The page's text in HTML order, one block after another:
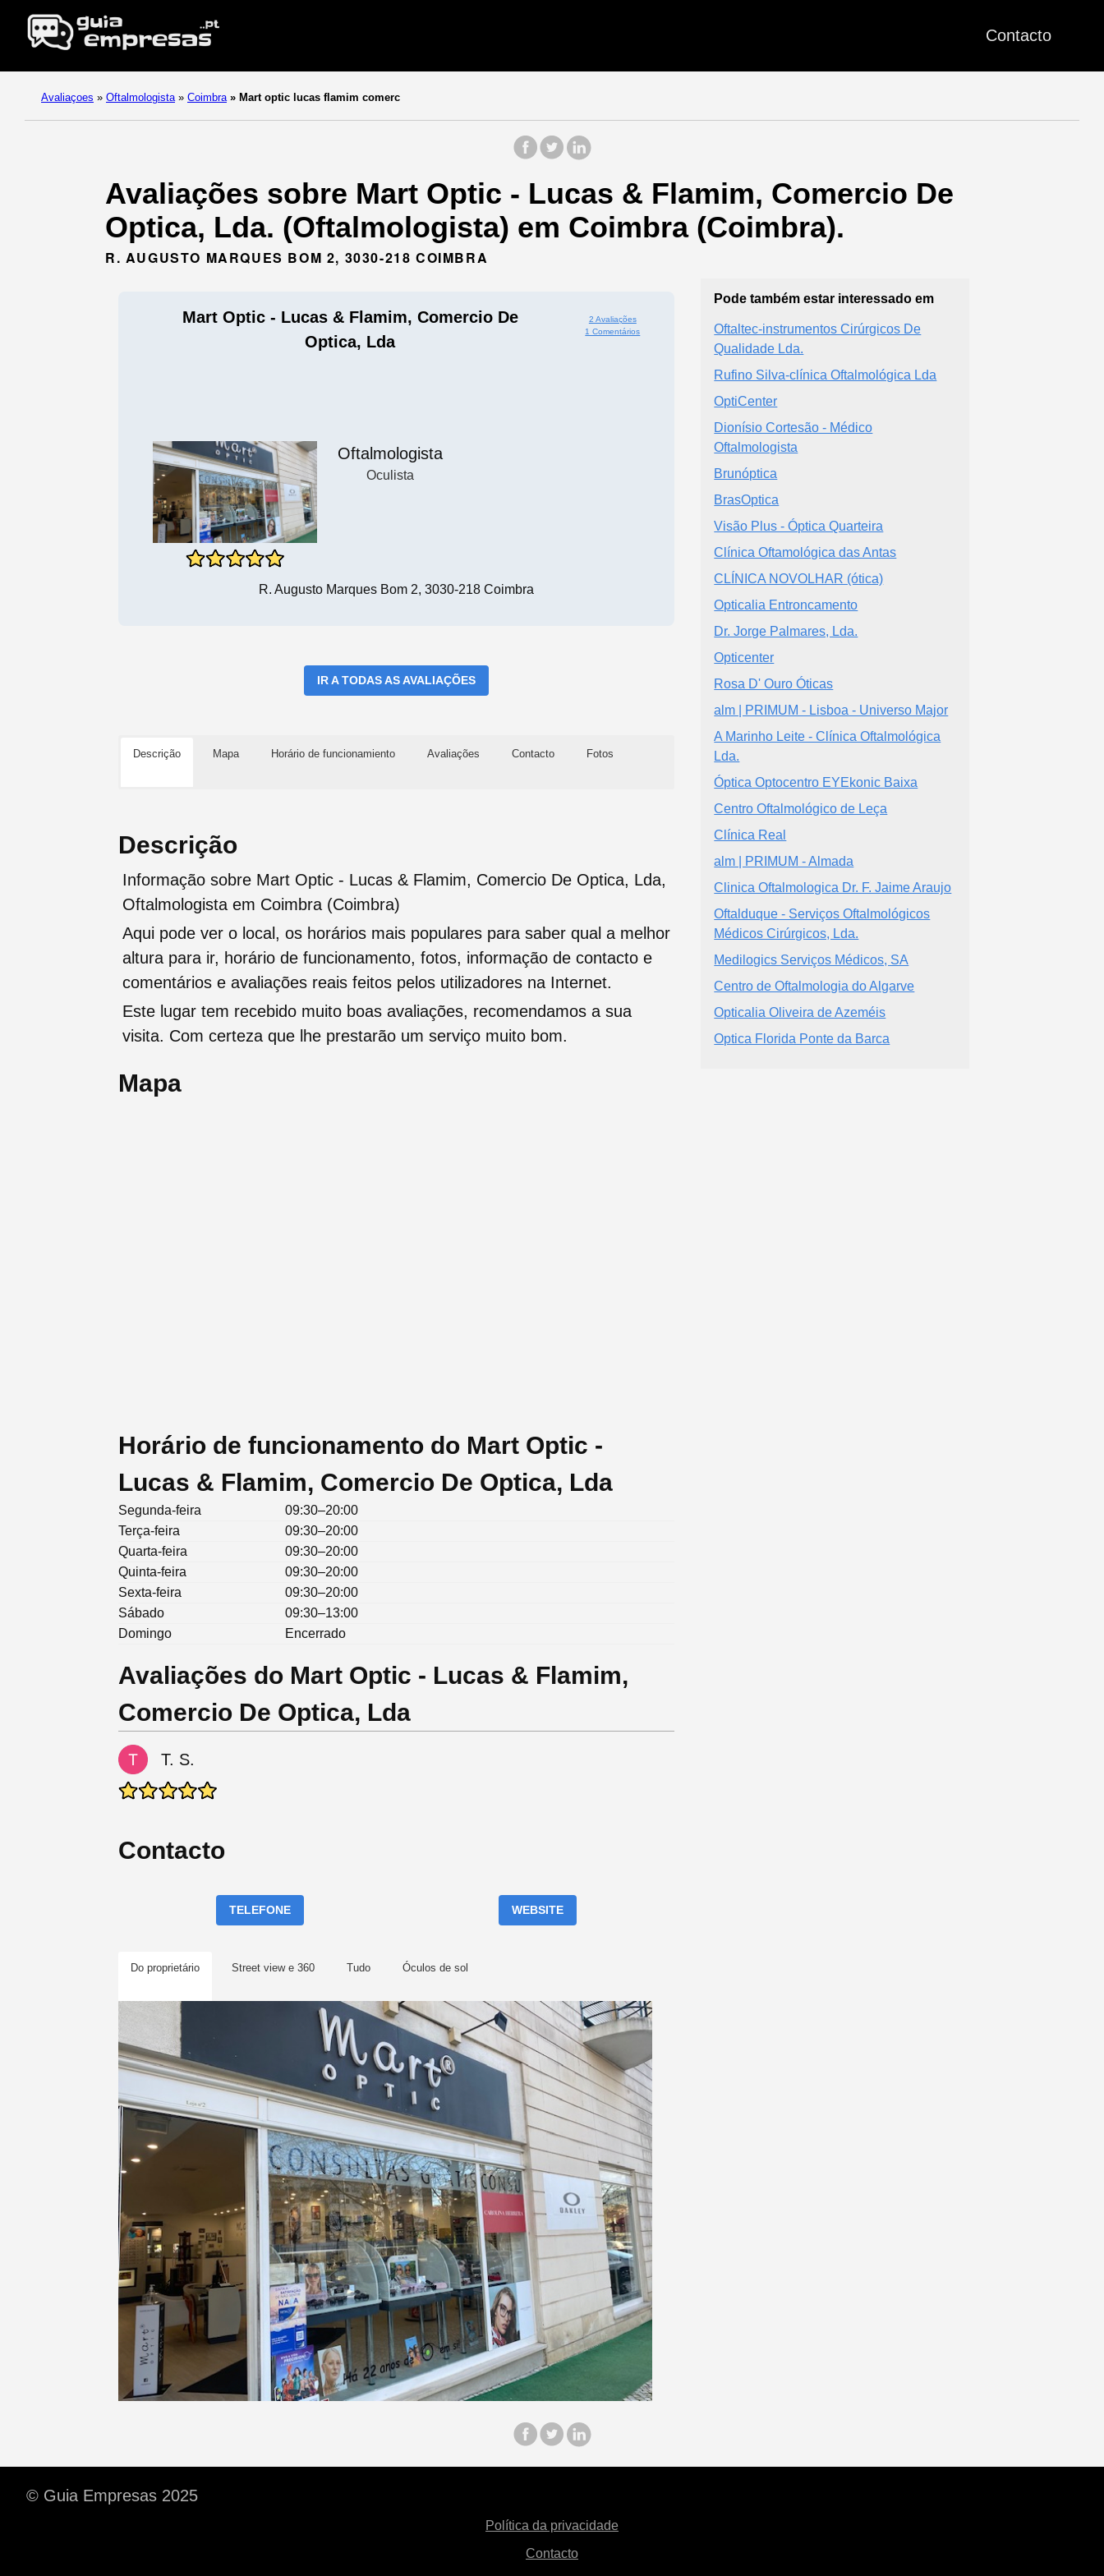
Contacto
Avaliaçoes » Oftalmologista » Coimbra » Mart optic lucas flamim comerc
Avaliações sobre Mart Optic - Lucas & Flamim, Comercio De
Optica, Lda. (Oftalmologista) em Coimbra (Coimbra).
R. AUGUSTO MARQUES BOM 2, 3030-218 COIMBRA
Mart Optic - Lucas & Flamim, Comercio De
Optica, Lda
2 Avaliações
1 Comentários
Oftalmologista
Oculista
R. Augusto Marques Bom 2, 3030-218 Coimbra
IR A TODAS AS AVALIAÇÕES
Descrição Mapa Horário de funcionamiento Avaliações Contacto Fotos
Descrição
Informação sobre Mart Optic - Lucas & Flamim, Comercio De Optica, Lda,
Oftalmologista em Coimbra (Coimbra)
Aqui pode ver o local, os horários mais populares para saber qual a melhor
altura para ir, horário de funcionamento, fotos, informação de contacto e
comentários e avaliações reais feitos pelos utilizadores na Internet.
Este lugar tem recebido muito boas avaliações, recomendamos a sua
visita. Com certeza que lhe prestarão um serviço muito bom.
Mapa
Horário de funcionamento do Mart Optic -
Lucas & Flamim, Comercio De Optica, Lda
Segunda-feira
09:30–20:00
Terça-feira
09:30–20:00
Quarta-feira
09:30–20:00
Quinta-feira
09:30–20:00
Sexta-feira
09:30–20:00
Sábado
09:30–13:00
Domingo
Encerrado
Avaliações do Mart Optic - Lucas & Flamim,
Comercio De Optica, Lda
T. S.
Contacto
TELEFONE WEBSITE
Do proprietário Street view e 360 Tudo Óculos de sol
Pode também estar interessado em
Oftaltec-instrumentos Cirúrgicos De
Qualidade Lda.
Rufino Silva-clínica Oftalmológica Lda
OptiCenter
Dionísio Cortesão - Médico
Oftalmologista
Brunóptica
BrasOptica
Visão Plus - Óptica Quarteira
Clínica Oftamológica das Antas
CLÍNICA NOVOLHAR (ótica)
Opticalia Entroncamento
Dr. Jorge Palmares, Lda.
Opticenter
Rosa D' Ouro Óticas
alm | PRIMUM - Lisboa - Universo Major
A Marinho Leite - Clínica Oftalmológica
Lda.
Óptica Optocentro EYEkonic Baixa
Centro Oftalmológico de Leça
Clínica Real
alm | PRIMUM - Almada
Clinica Oftalmologica Dr. F. Jaime Araujo
Oftalduque - Serviços Oftalmológicos
Médicos Cirúrgicos, Lda.
Medilogics Serviços Médicos, SA
Centro de Oftalmologia do Algarve
Opticalia Oliveira de Azeméis
Optica Florida Ponte da Barca
© Guia Empresas 2025
Política da privacidade
Contacto